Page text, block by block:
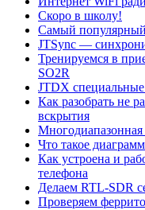
Скоро в школу!
Самый
JTSync —
Тренируемся в
SO2R
JTDX
Как разобрать не
вскрытия
Что такое
Как устроена и
телефона
Делаем RTL-SDR
Проверяем